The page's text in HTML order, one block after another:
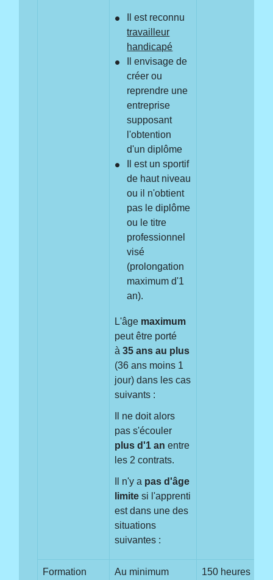
Il est reconnu
travailleur
handicapé
Il envisage de
créer ou
reprendre une
entreprise
supposant
l'obtention
d'un diplôme
Il est un sportif
de haut niveau
ou il n'obtient
pas le diplôme
ou le titre
professionnel
visé
(prolongation
maximum d'1
an).
L'âge maximum
peut être porté
à 35 ans au plus
(36 ans moins 1
jour) dans les cas
suivants :
Il ne doit alors
pas s'écouler
plus d'1 an entre
les 2 contrats.
Il n'y a pas d'âge
limite si l'apprenti
est dans une des
situations
suivantes :
Formation
Au minimum
150 heures